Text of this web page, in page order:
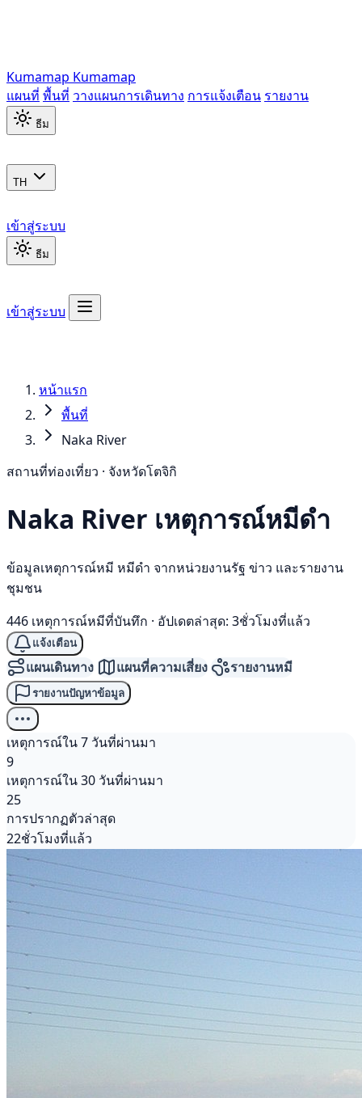
Kumamap Kumamap
แผนที่ พื้นที่ วางแผนการเดินทาง การแจ้งเตือน รายงาน
ธีม
TH
เข้าสู่ระบบ
ธีม
เข้าสู่ระบบ
หน้าแรก
พื้นที่
Naka River
สถานที่ท่องเที่ยว · จังหวัดโตจิกิ
Naka River เหตุการณ์หมีดำ
ข้อมูลเหตุการณ์หมี หมีดำ จากหน่วยงานรัฐ ข่าว และรายงาน
ชุมชน
446 เหตุการณ์หมีที่บันทึก · อัปเดตล่าสุด: 3ชั่วโมงที่แล้ว
แจ้งเตือน
แผนเดินทาง แผนที่ความเสี่ยง รายงานหมี
รายงานปัญหาข้อมูล
เหตุการณ์ใน 7 วันที่ผ่านมา
9
เหตุการณ์ใน 30 วันที่ผ่านมา
25
การปรากฏตัวล่าสุด
22ชั่วโมงที่แล้ว